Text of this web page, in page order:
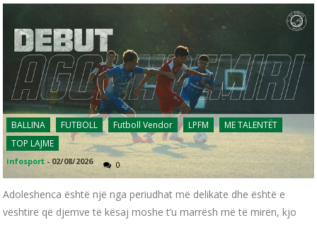
BALLINA FUTBOLL Futboll Vendor LPFM
ME TALENTËT
TOP LAJME
infosport - 02/08/2026 0
Adoleshenca është një nga periudhat më delikate dhe është e
vështirë që djemve të kësaj moshe t’u marrësh më të mirën, kjo